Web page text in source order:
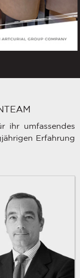
ihr umfassendes
Erfahrung